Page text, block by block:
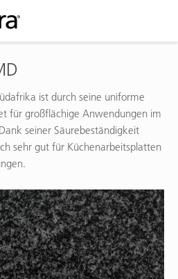
ist durch seine uniforme
für großflächige Anwendungen im
seiner Säurebeständigkeit
sehr gut für Küchenarbeitsplatten